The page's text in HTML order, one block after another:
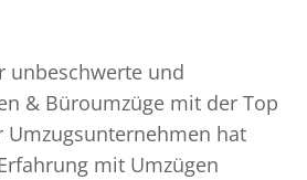
unbeschwerte und
& Büroumzüge mit der Top
Umzugsunternehmen hat
mit Umzügen